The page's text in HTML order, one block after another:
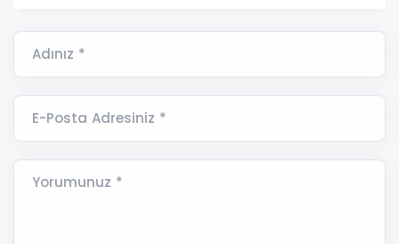
Adınız *
E-Posta Adresiniz *
Yorumunuz *